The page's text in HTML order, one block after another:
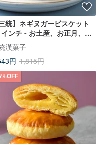
統】ネギヌガービスケット
ンチ - お土産、お正月、中
、端午節、台湾スイーツ、
トボックス
漢菓子
円 1,815円